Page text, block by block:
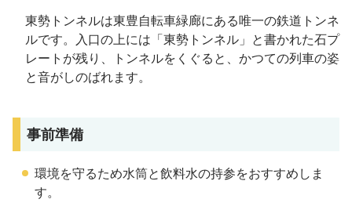
東勢トンネルは東豊自転車緑廊にある唯一の鉄道トンネ
ルです。入口の上には「東勢トンネル」と書かれた石プ
レートが残り、トンネルをくぐると、かつての列車の姿
と音がしのばれます。
事前準備
環境を守るため水筒と飲料水の持参をおすすめしま
す。